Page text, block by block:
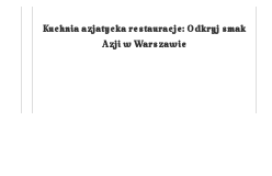
Kuchnia azjatycka restauracje: Odkryj smak
Azji w Warszawie